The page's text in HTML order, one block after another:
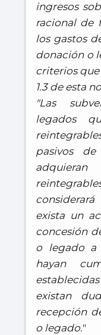
ingresos
racional de
los gastos
donación o
criterios
1.3 de esta
"Las
legados
pasivos
exista un
concesión
o legado a
hayan
existan
recepción
o legado."